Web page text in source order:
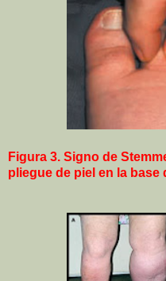
Figura 3. Signo de
pliegue de piel en la base